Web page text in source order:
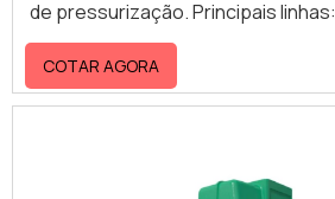
de pressurização. Principais linhas:
Centrífuga, incêndio, Submersíveis,
Monoestágio, multiestágio,
pressurizadoras e de piscina
COTAR AGORA